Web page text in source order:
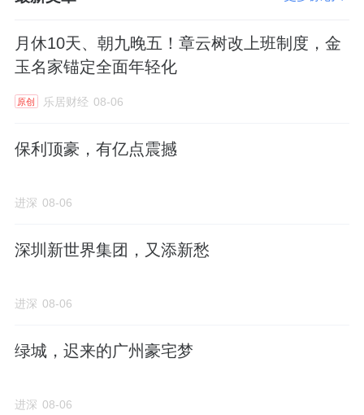
月休10天、朝九晚五！章云树改上班制度，金
玉名家锚定全面年轻化
原创 乐居财经 08-06
保利顶豪，有亿点震撼
进深 08-06
深圳新世界集团，又添新愁
进深 08-06
绿城，迟来的广州豪宅梦
进深 08-06